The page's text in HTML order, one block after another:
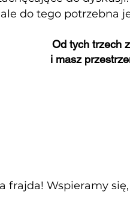
do tego potrzebna
Od tych trzech
i masz
frajda! Wspieramy